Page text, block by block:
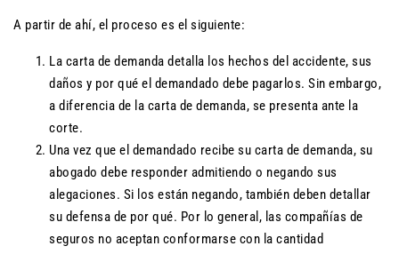
A partir de ahí, el proceso es el siguiente:
La carta de demanda detalla los hechos del accidente, sus
daños y por qué el demandado debe pagarlos. Sin embargo,
a diferencia de la carta de demanda, se presenta ante la
corte.
Una vez que el demandado recibe su carta de demanda, su
abogado debe responder admitiendo o negando sus
alegaciones. Si los están negando, también deben detallar
su defensa de por qué. Por lo general, las compañías de
seguros no aceptan conformarse con la cantidad